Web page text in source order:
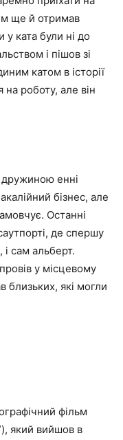
ще й отримав
ката були ні до
і пішов зі
катом в історії
на роботу, але він
дружиною енні
бізнес, але
Останні
де спершу
і сам альберт.
у місцевому
близьких, які могли
фільм
який вийшов в